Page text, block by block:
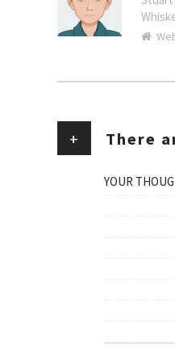
+ There